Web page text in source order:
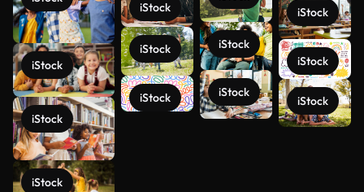
iStock
iStock
iStock
iStock
iStock
iStock
iStock
iStock
iStock
iStock
iStock